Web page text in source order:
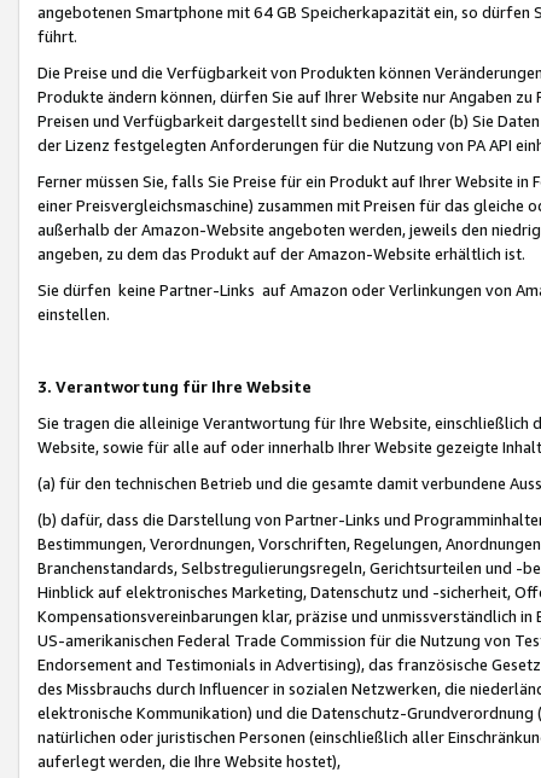
angebotenen Smartphone mit 64 GB Speicherkapazität ein, so dürfen
führt.
Die Preise und die Verfügbarkeit von Produkten können
Produkte ändern können, dürfen Sie auf Ihrer Website nur Angaben
Preisen und Verfügbarkeit dargestellt sind bedienen oder (b) Sie
der Lizenz festgelegten Anforderungen für die Nutzung von PA API
Ferner müssen Sie, falls Sie Preise für ein Produkt auf Ihrer Website
einer Preisvergleichsmaschine) zusammen mit Preisen für das
außerhalb der Amazon-Website angeboten werden, jeweils den
angeben, zu dem das Produkt auf der Amazon-Website erhältlich ist.
Sie dürfen keine Partner-Links auf Amazon oder Verlinkungen von
einstellen.
3. Verantwortung für Ihre Website
Sie tragen die alleinige Verantwortung für Ihre Website,
Website, sowie für alle auf oder innerhalb Ihrer Website gezeigte
(a) für den technischen Betrieb und die gesamte damit verbundene
(b) dafür, dass die Darstellung von Partner-Links und
Bestimmungen, Verordnungen, Vorschriften, Regelungen,
Branchenstandards, Selbstregulierungsregeln, Gerichtsurteilen und -
Hinblick auf elektronisches Marketing, Datenschutz und -sicherheit,
Kompensationsvereinbarungen klar, präzise und unmissverständlich
US-amerikanischen Federal Trade Commission für die Nutzung von
Endorsement and Testimonials in Advertising), das französische
des Missbrauchs durch Influencer in sozialen Netzwerken, die
elektronische Kommunikation) und die Datenschutz-
natürlichen oder juristischen Personen (einschließlich aller
auferlegt werden, die Ihre Website hostet),